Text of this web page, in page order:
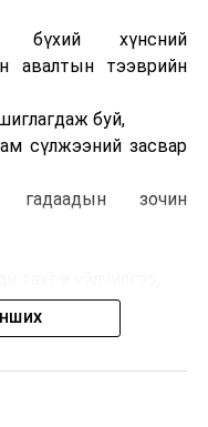
бүхий хүнсний
авалтын тээврийн
буй,
сүлжээний засвар
гадаадын зочин
ажилчдын тээвэр,
мэдээллийн